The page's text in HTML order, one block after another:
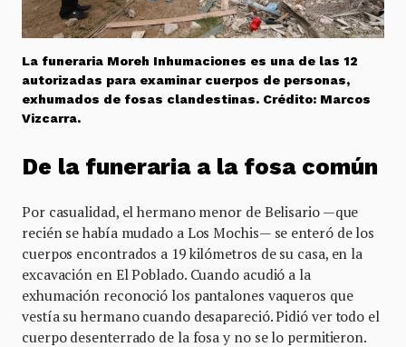
La funeraria Moreh Inhumaciones es una de las 12
autorizadas para examinar cuerpos de personas,
exhumados de fosas clandestinas. Crédito: Marcos
Vizcarra.
De la funeraria a la fosa común
Por casualidad, el hermano menor de Belisario —que
recién se había mudado a Los Mochis— se enteró de los
cuerpos encontrados a 19 kilómetros de su casa, en la
excavación en El Poblado. Cuando acudió a la
exhumación reconoció los pantalones vaqueros que
vestía su hermano cuando desapareció. Pidió ver todo el
cuerpo desenterrado de la fosa y no se lo permitieron.